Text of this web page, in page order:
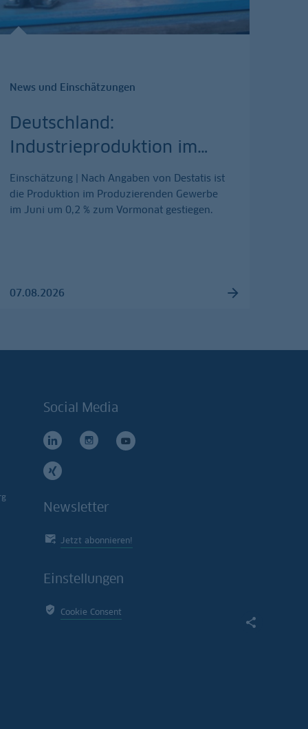
News und Einschätzungen
Deutschland:
Industrieproduktion im…
Einschätzung | Nach Angaben von Destatis ist
die Produktion im Produzierenden Gewerbe
im Juni um 0,2 % zum Vormonat gestiegen.
07.08.2026
Social Media
Newsletter
Jetzt abonnieren!
Einstellungen
Cookie Consent